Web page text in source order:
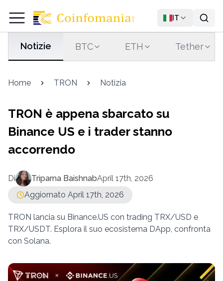
IT
Notizie BTC ETH Tether
Home TRON Notizia
TRON è appena sbarcato su
Binance US e i trader stanno
accorrendo
Di Triparna BaishnabApril 17th, 2026
Aggiornato April 17th, 2026
TRON lancia su Binance.US con trading TRX/USD e
TRX/USDT. Esplora il suo ecosistema DApp, confronta
con Solana.